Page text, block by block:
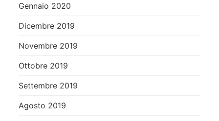
Gennaio 2020
Dicembre 2019
Novembre 2019
Ottobre 2019
Settembre 2019
Agosto 2019